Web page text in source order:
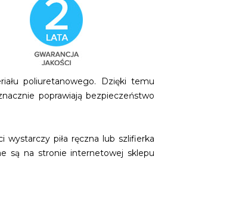
poliuretanowego. Dzięki temu
poprawiają bezpieczeństwo
piła ręczna lub szlifierka
są na stronie internetowej sklepu